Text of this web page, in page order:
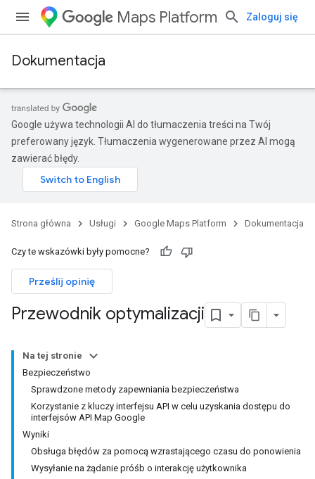
Maps Platform Zaloguj się
Dokumentacja
Google używa technologii AI do tłumaczenia treści na Twój
preferowany język. Tłumaczenia wygenerowane przez AI mogą
zawierać błędy.
Strona główna Usługi Google Maps Platform Dokumentacja
Czy te wskazówki były pomocne?
Prześlij opinię
Przewodnik optymalizacji
Na tej stronie
Bezpieczeństwo
Sprawdzone metody zapewniania bezpieczeństwa
Korzystanie z kluczy interfejsu API w celu uzyskania dostępu do
interfejsów API Map Google
Wyniki
Obsługa błędów za pomocą wzrastającego czasu do ponowienia
Wysyłanie na żądanie próśb o interakcję użytkownika